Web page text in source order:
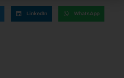
LinkedIn WhatsApp